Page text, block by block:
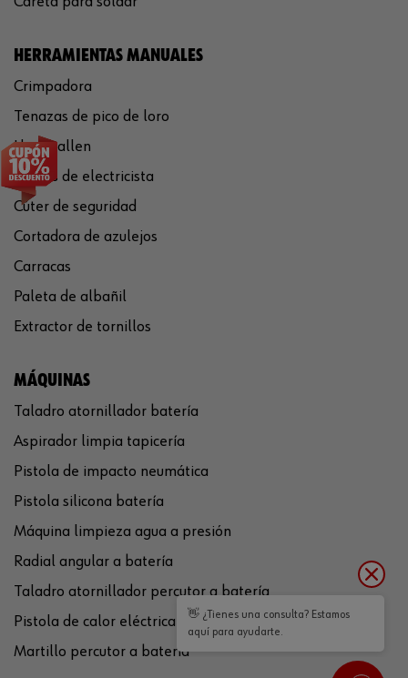
HERRAMIENTAS MANUALES
Crimpadora
Tenazas de pico de loro
Llaves allen
Tijeras de electricista
Cúter de seguridad
Cortadora de azulejos
Carracas
Paleta de albañil
Extractor de tornillos
MÁQUINAS
Taladro atornillador batería
Aspirador limpia tapicería
Pistola de impacto neumática
Pistola silicona batería
Máquina limpieza agua a presión
Radial angular a batería
Taladro atornillador percutor a batería
Pistola de calor eléctrica
Martillo percutor a batería
👋 ¿Tienes una consulta? Estamos
aquí para ayudarte.